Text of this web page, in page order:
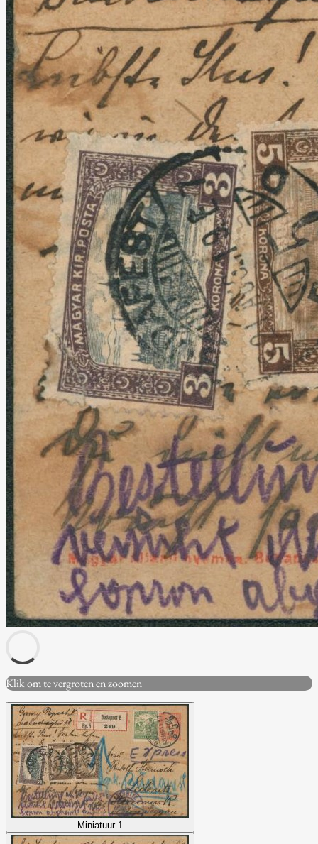
Klik om te vergroten en zoomen
Miniatuur 1